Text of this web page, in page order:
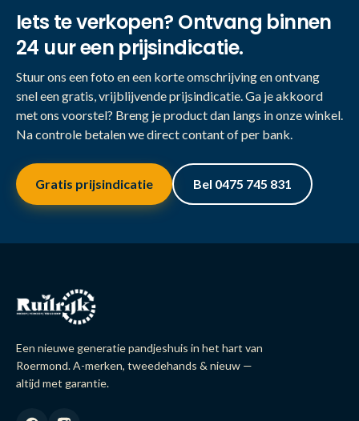
Iets te verkopen? Ontvang binnen
24 uur een prijsindicatie.
Stuur ons een foto en een korte omschrijving en ontvang
snel een gratis, vrijblijvende prijsindicatie. Ga je akkoord
met ons voorstel? Breng je product dan langs in onze winkel.
Na controle betalen we direct contant of per bank.
Gratis prijsindicatie Bel 0475 745 831
Een nieuwe generatie pandjeshuis in het hart van
Roermond. A-merken, tweedehands & nieuw —
altijd met garantie.